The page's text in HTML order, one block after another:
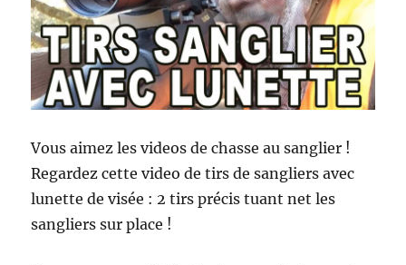
a
u
c
h
a
m
i
:
l
’
Vous aimez les videos de chasse au sanglier !
Regardez cette video de tirs de sangliers avec
lunette de visée : 2 tirs précis tuant net les
sangliers sur place !